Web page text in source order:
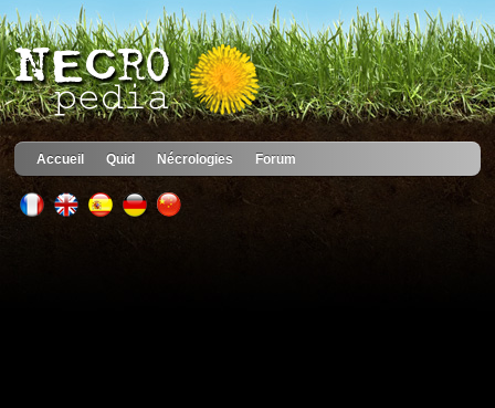
Accueil Quid Nécrologies Forum